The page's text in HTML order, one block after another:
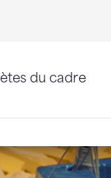
du cadre